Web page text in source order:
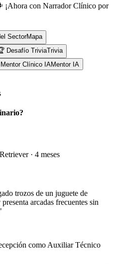
con Narrador Clínico por
SectorMapa
Desafío TriviaTrivia
Mentor Clínico IAMentor IA
· 4 meses
trozos de un juguete de
arcadas frecuentes sin
como Auxiliar Técnico